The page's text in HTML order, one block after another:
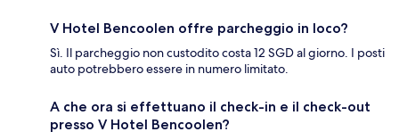
V Hotel Bencoolen offre parcheggio in loco?
Sì. Il parcheggio non custodito costa 12 SGD al giorno. I posti
auto potrebbero essere in numero limitato.
A che ora si effettuano il check-in e il check-out
presso V Hotel Bencoolen?